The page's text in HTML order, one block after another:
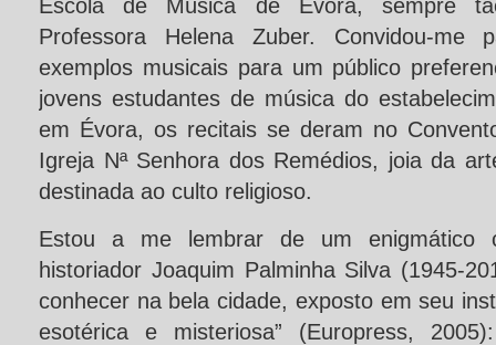
Escola de Música de Évora, sempre
Professora Helena Zuber. Convidou-me
exemplos musicais para um público
jovens estudantes de música do
em Évora, os recitais se deram no
Igreja Nª Senhora dos Remédios, joia da
destinada ao culto religioso.
Estou a me lembrar de um enigmático
historiador Joaquim Palminha Silva (1945-
conhecer na bela cidade, exposto em seu
esotérica e misteriosa” (Europress,